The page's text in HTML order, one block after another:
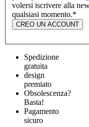
volersi iscrivere alla
qualsiasi momento.*
CREO UN ACCOUNT
Spedizione
gratuita
design
premiato
Obsolescenza?
Basta!
Pagamento
sicuro